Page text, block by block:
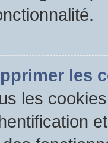
les
les